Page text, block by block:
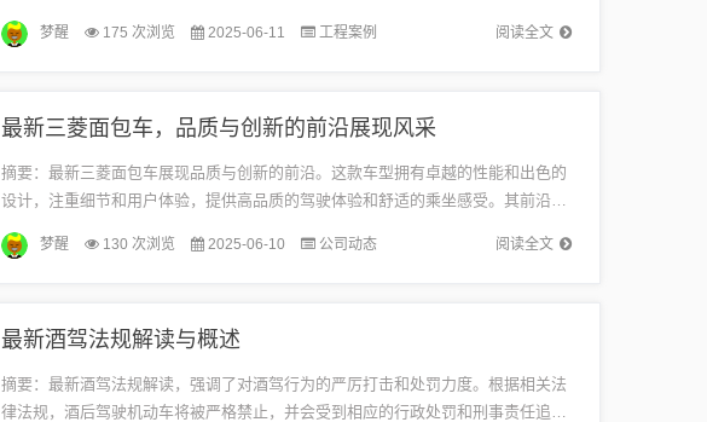
波动中上涨的趋势。本文提供了关于安徽黄豆市场价格的简要概述和深度解析，
以...
阅读全文
梦醒 175 次浏览 2025-06-11 工程案例
最新三菱面包车，品质与创新的前沿展现风采
摘要：最新三菱面包车展现品质与创新的前沿。这款车型拥有卓越的性能和出色的
设计，注重细节和用户体验，提供高品质的驾驶体验和舒适的乘坐感受。其前沿的
技术和创新的特性，使其成为市场上的领先者，满足消费者的需求和期望。三菱
面...
阅读全文
梦醒 130 次浏览 2025-06-10 公司动态
最新酒驾法规解读与概述
摘要：最新酒驾法规解读，强调了对酒驾行为的严厉打击和处罚力度。根据相关法
律法规，酒后驾驶机动车将被严格禁止，并会受到相应的行政处罚和刑事责任追